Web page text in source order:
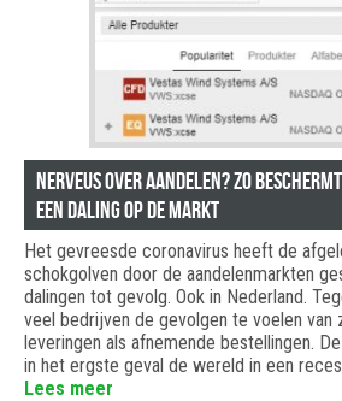
Nerveus over aandelen? Zo
een daling op de markt
Het gevreesde coronavirus heeft de
schokgolven door de aandelenmarkten
dalingen tot gevolg. Ook in Nederland.
veel bedrijven de gevolgen te voelen van
leveringen als afnemende bestellingen.
in het ergste geval de wereld in een
Lees meer